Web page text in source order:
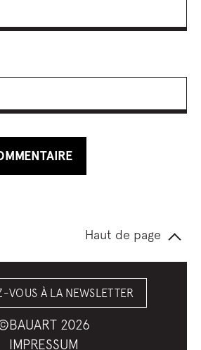
Haut de page
VOUS À LA NEWSLETTER
2026
IMPRESSUM